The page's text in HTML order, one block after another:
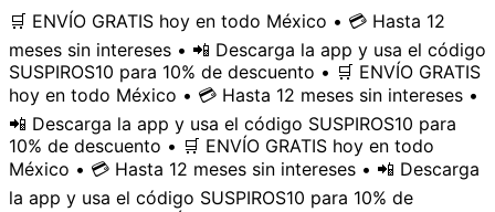
🛒 ENVÍO GRATIS hoy en todo México • 💳 Hasta 12
meses sin intereses • 📲 Descarga la app y usa el código
SUSPIROS10 para 10% de descuento • 🛒 ENVÍO GRATIS
hoy en todo México • 💳 Hasta 12 meses sin intereses •
📲 Descarga la app y usa el código SUSPIROS10 para
10% de descuento • 🛒 ENVÍO GRATIS hoy en todo
México • 💳 Hasta 12 meses sin intereses • 📲 Descarga
la app y usa el código SUSPIROS10 para 10% de